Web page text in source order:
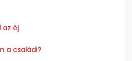
az éj
a családi?